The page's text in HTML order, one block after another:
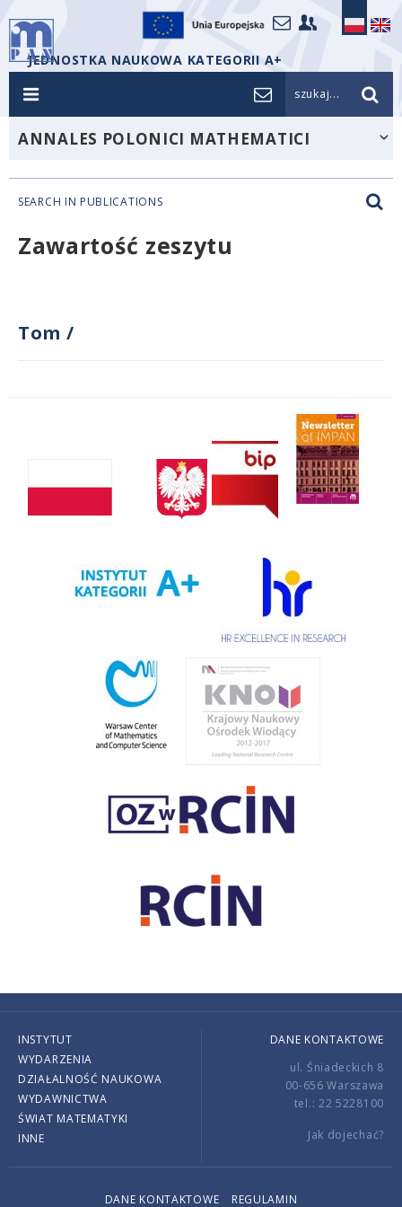
JEDNOSTKA NAUKOWA KATEGORII A+
szukaj...
ANNALES POLONICI MATHEMATICI
SEARCH IN PUBLICATIONS
Zawartość zeszytu
Tom /
INSTYTUT
WYDARZENIA
DZIAŁALNOŚĆ NAUKOWA
WYDAWNICTWA
ŚWIAT MATEMATYKI
INNE
DANE KONTAKTOWE
ul. Śniadeckich 8
00-656 Warszawa
tel.: 22 5228100
Jak dojechać?
DANE KONTAKTOWE REGULAMIN